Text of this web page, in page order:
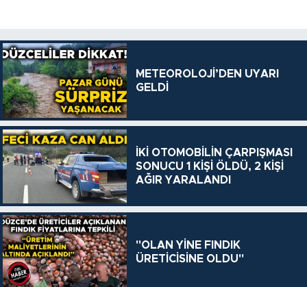
METEOROLOJİ’DEN UYARI
GELDİ
İKİ OTOMOBİLİN ÇARPIŞMASI
SONUCU 1 KİŞİ ÖLDÜ, 2 KİŞİ
AĞIR YARALANDI
"OLAN YİNE FINDIK
ÜRETİCİSİNE OLDU"